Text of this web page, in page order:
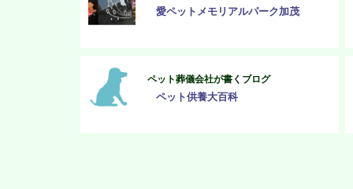
愛ペットメモリアルパーク加茂
ペット葬儀会社が書くブログ
ペット供養大百科